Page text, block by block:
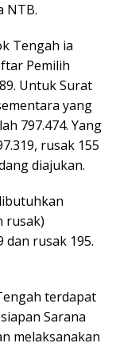
NTB.
Tengah ia
Pemilih
Untuk Surat
yang
797.474. Yang
rusak 155
diajukan.
rusak)
dan rusak 195.
terdapat
Sarana
melaksanakan